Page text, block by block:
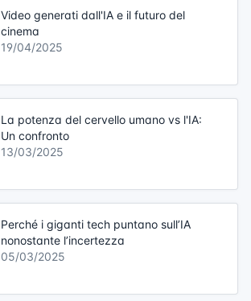
Video generati dall'IA e il futuro del
cinema
19/04/2025
La potenza del cervello umano vs l'IA:
Un confronto
13/03/2025
Perché i giganti tech puntano sull’IA
nonostante l’incertezza
05/03/2025